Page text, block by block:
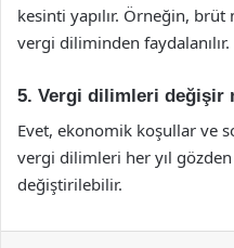
kesinti yapılır. Örneğin, brüt
vergi diliminden faydalanılır.
5. Vergi dilimleri değişir
Evet, ekonomik koşullar ve
vergi dilimleri her yıl
değiştirilebilir.